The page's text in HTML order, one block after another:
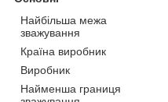
Найбільша межа
зважування
Країна виробник
Виробник
Найменша границя